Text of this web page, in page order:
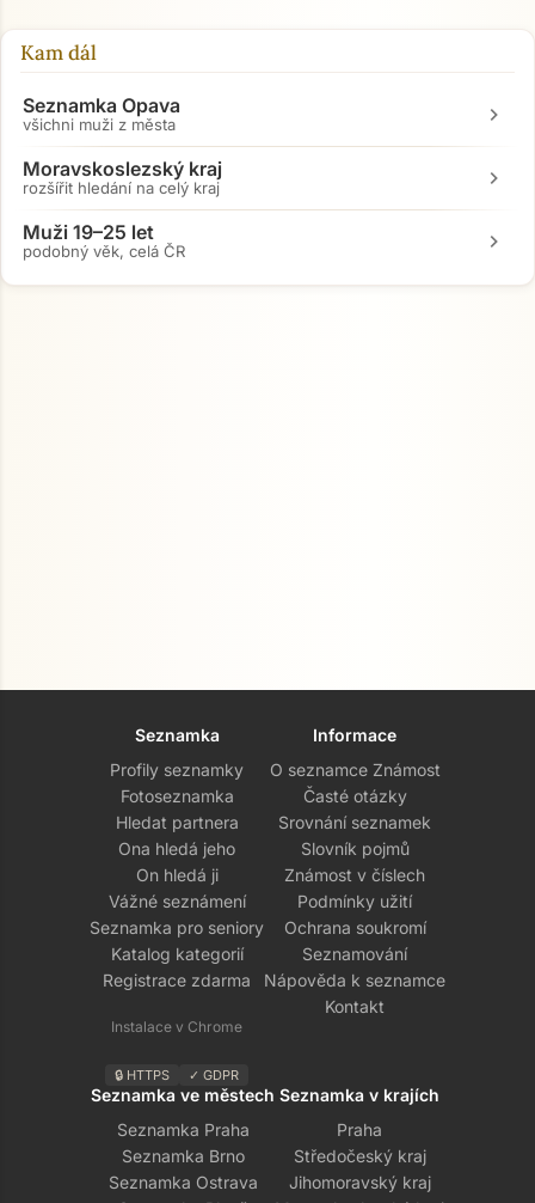
Kam dál
Seznamka Opava
všichni muži z města chevron_right
Moravskoslezský kraj
rozšířit hledání na celý kraj chevron_right
Muži 19–25 let
podobný věk, celá ČR chevron_right
Seznamka
Profily seznamky
Fotoseznamka
Hledat partnera
Ona hledá jeho
On hledá ji
Vážné seznámení
Seznamka pro seniory
Katalog kategorií
Registrace zdarma
Instalace v Chrome
🔒 HTTPS ✓ GDPR
Informace
O seznamce Známost
Časté otázky
Srovnání seznamek
Slovník pojmů
Známost v číslech
Podmínky užití
Ochrana soukromí
Seznamování
Nápověda k seznamce
Kontakt
Seznamka ve městech
Seznamka Praha
Seznamka Brno
Seznamka Ostrava
Seznamka v krajích
Praha
Středočeský kraj
Jihomoravský kraj